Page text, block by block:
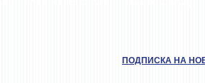
ПОДПИСКА НА